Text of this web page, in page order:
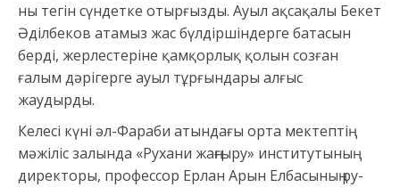
ны тегін сүндетке отырғызды. Ауыл ақсақалы Бекет
Әділбеков атамыз жас бүлдіршіндерге батасын
берді, жерлестеріне қамқорлық қолын созған
ғалым дәрігерге ауыл тұрғындары алғыс
жаудырды.
Келесі күні әл-Фараби атындағы орта мектептің
мәжіліс залында «Рухани жаңғыру» институтының
директоры, профессор Ерлан Арын Елбасының ру­